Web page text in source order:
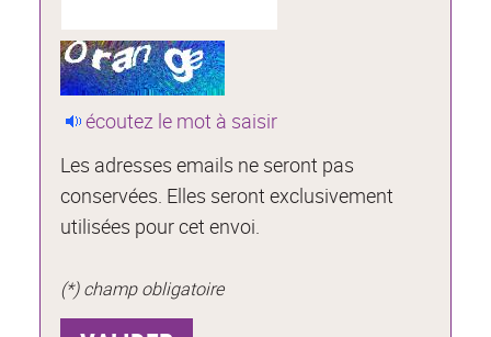
écoutez le mot à saisir
Les adresses emails ne seront pas
conservées. Elles seront exclusivement
utilisées pour cet envoi.
(*) champ obligatoire